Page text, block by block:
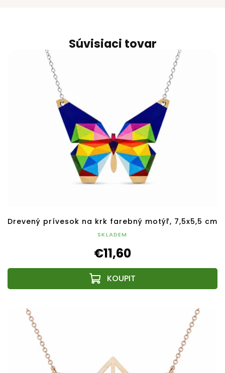
Súvisiaci tovar
Drevený prívesok na krk farebný motýľ, 7,5x5,5 cm
SKLADEM
€11,60